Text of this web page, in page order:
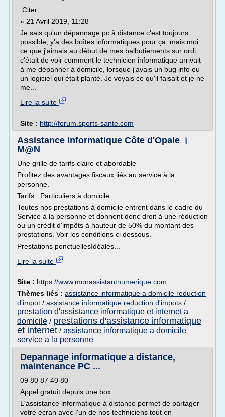
Citer
» 21 Avril 2019, 11:28
Je sais qu'un dépannage pc à distance c'est toujours
possible, y'a des boîtes informatiques pour ça, mais moi
ce que j'aimais au début de mes balbutiements sur ordi,
c'était de voir comment le technicien informatique arrivait
à me dépanner à domicile, lorsque j'avais un bug info ou
un logiciel qui était planté. Je voyais ce qu'il faisait et je ne
me...
Lire la suite
Site : http://forum.sports-sante.com
Assistance informatique Côte d'Opale ।
M@N
Une grille de tarifs claire et abordable
Profitez des avantages fiscaux liés au service à la
personne.
Tarifs : Particuliers à domicile
Toutes nos prestations à domicile entrent dans le cadre du
Service à la personne et donnent donc droit à une réduction
ou un crédit d'impôts à hauteur de 50% du montant des
prestations. Voir les conditions ci dessous.
Prestations ponctuellesIdéales...
Lire la suite
Site : https://www.monassistantnumerique.com
Thèmes liés : assistance informatique a domicile reduction
d'impot / assistance informatique reduction d'impots /
prestation d'assistance informatique et internet a
domicile / prestations d'assistance informatique
et internet / assistance informatique a domicile
service a la personne
Depannage informatique a distance,
maintenance PC ...
09 80 87 40 80
Appel gratuit depuis une box
L'assistance informatique à distance permet de partager
votre écran avec l'un de nos techniciens tout en